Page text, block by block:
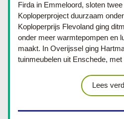
Firda in Emmeloord, sloten
Koploperproject duurzaam
Koploperprijs Flevoland ging
onder meer warmtepompen en
maakt. In Overijssel ging
tuinmeubelen uit Enschede,
Lees